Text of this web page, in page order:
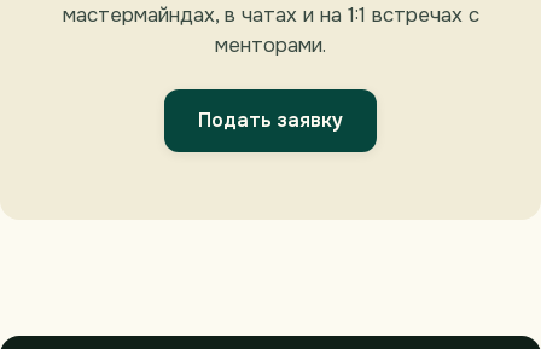
мастермайндах, в чатах и на 1:1 встречах с
менторами.
Подать заявку